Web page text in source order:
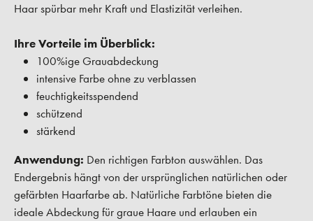
Haar spürbar mehr Kraft und Elastizität verleihen.
Ihre Vorteile im Überblick:
100%ige Grauabdeckung
intensive Farbe ohne zu verblassen
feuchtigkeitsspendend
schützend
stärkend
Anwendung: Den richtigen Farbton auswählen. Das
Endergebnis hängt von der ursprünglichen natürlichen oder
gefärbten Haarfarbe ab. Natürliche Farbtöne bieten die
ideale Abdeckung für graue Haare und erlauben ein